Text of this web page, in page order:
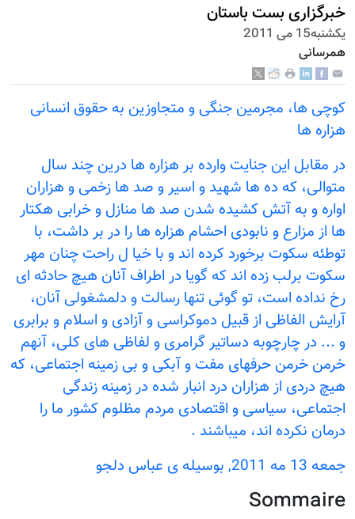
خبرگزاری بست باستان
يكشنبه15 می 2011
همرسانی
کوچی ها، مجرمین جنگی و متجاوزین به حقوق انسانی
هزاره ها
در مقابل این جنایت وارده بر هزاره ها درین چند سال
متوالی، که ده ها شهید و اسیر و صد ها زخمی و هزاران
اواره و به آتش کشیده شدن صد ها منازل و خرابی هکتار
ها از مزارع و نابودی احشام هزاره ها را در بر داشت، با
توطئه سکوت برخورد کرده اند و با خیا ل راحت چنان مهر
سکوت برلب زده اند که گویا در اطراف آنان هیچ حادثه ای
رخ نداده است، تو گوئی تنها رسالت و دلمشغولی آنان،
آرایش الفاظی از قبیل دموکراسی و آزادی و اسلام و برابری
و ... در چارچوبه دساتیر گرامری و لفاظی های کلی، آنهم
خرمن خرمن حرفهای مفت و آبکی و بی زمینه اجتماعی، که
هیچ دردی از هزاران درد انبار شده در زمینه زندگی
اجتماعی، سیاسی و اقتصادی مردم مظلوم کشور ما را
درمان نکرده اند، میباشند .
جمعه 13 مه 2011, بوسيله ى عباس دلجو
Sommaire